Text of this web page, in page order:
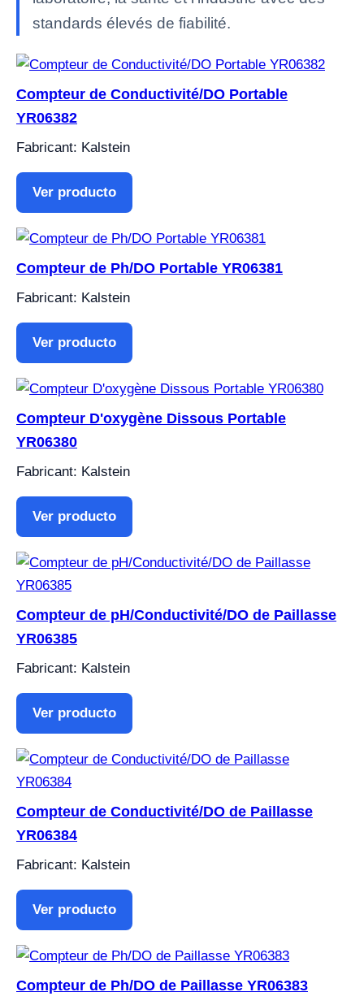
standards élevés de fiabilité.
Compteur de Conductivité/DO Portable
YR06382
Fabricant: Kalstein
Ver producto
Compteur de Ph/DO Portable YR06381
Fabricant: Kalstein
Ver producto
Compteur D'oxygène Dissous Portable
YR06380
Fabricant: Kalstein
Ver producto
Compteur de pH/Conductivité/DO de Paillasse
YR06385
Fabricant: Kalstein
Ver producto
Compteur de Conductivité/DO de Paillasse
YR06384
Fabricant: Kalstein
Ver producto
Compteur de Ph/DO de Paillasse YR06383